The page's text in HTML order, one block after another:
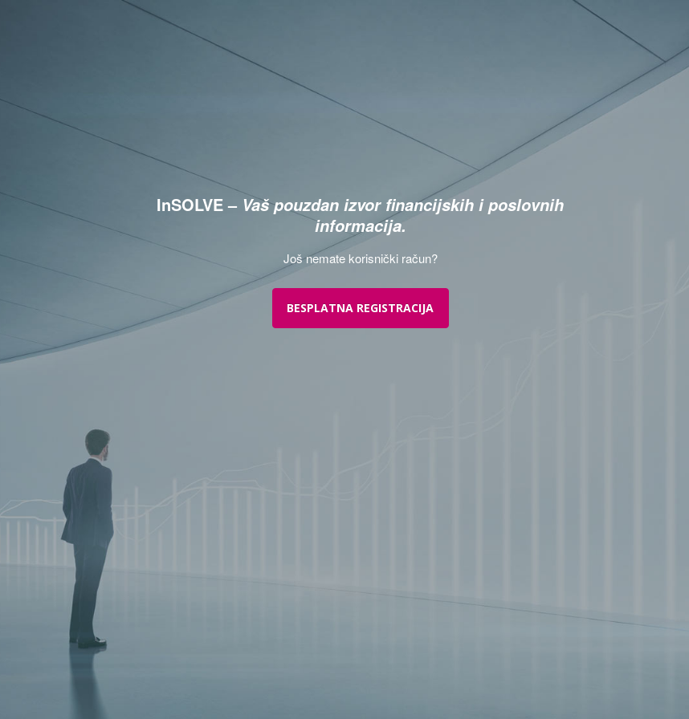
InSOLVE – Vaš pouzdan izvor financijskih i poslovnih
informacija.
Još nemate korisnički račun?
BESPLATNA REGISTRACIJA